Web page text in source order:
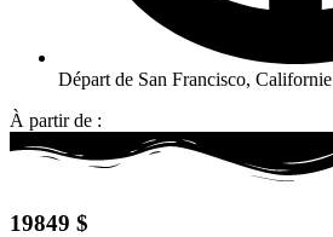
Départ de San Francisco, Californie
À partir de :
19849 $